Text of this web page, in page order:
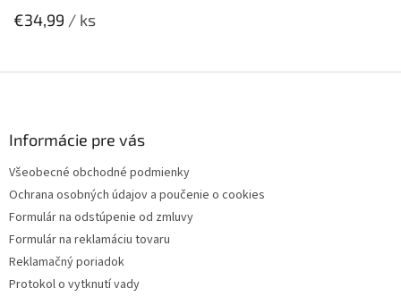
€34,99 / ks
Informácie pre vás
Všeobecné obchodné podmienky
Ochrana osobných údajov a poučenie o cookies
Formulár na odstúpenie od zmluvy
Formulár na reklamáciu tovaru
Reklamačný poriadok
Protokol o vytknutí vady